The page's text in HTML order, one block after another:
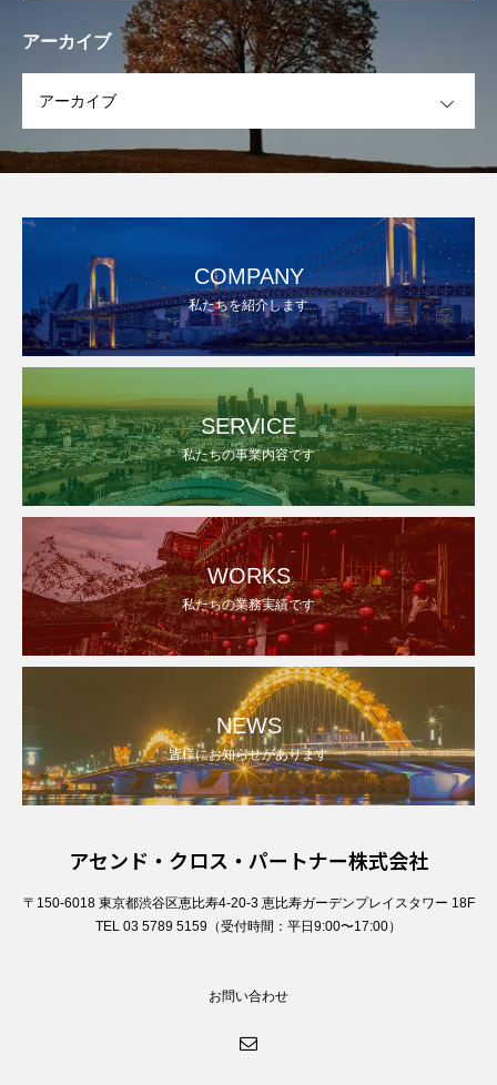
アーカイブ
COMPANY
私たちを紹介します
SERVICE
私たちの事業内容です
WORKS
私たちの業務実績です
NEWS
皆様にお知らせがあります
アセンド・クロス・パートナー株式会社
〒150-6018 東京都渋谷区恵比寿4-20-3 恵比寿ガーデンプレイスタワー 18F
TEL 03 5789 5159（受付時間：平日9:00〜17:00）
お問い合わせ